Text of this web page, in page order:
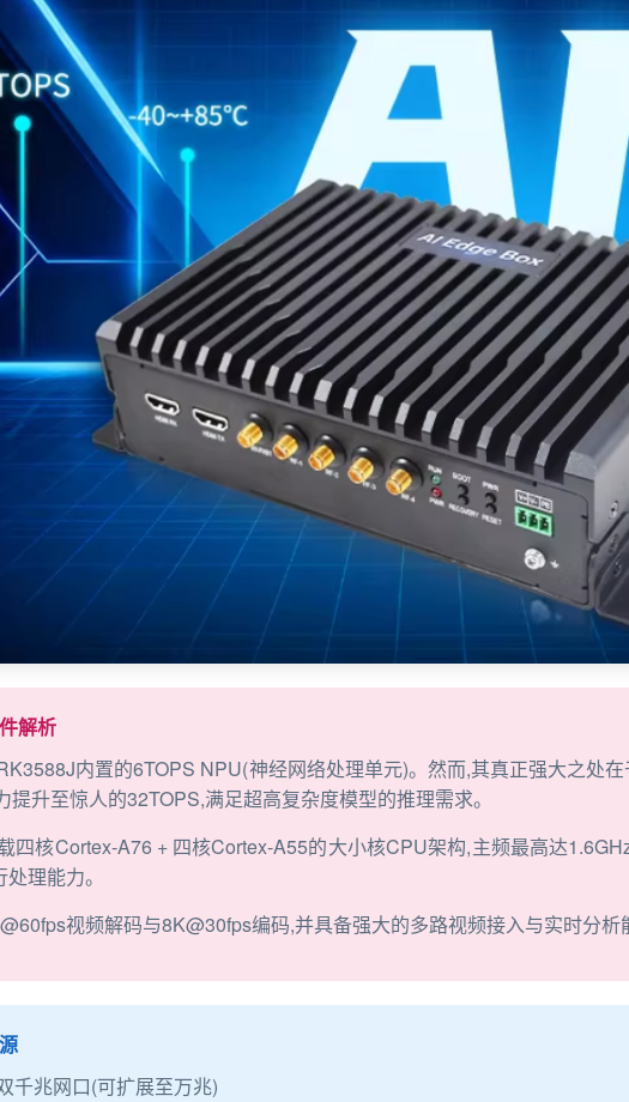
解析
内置的6TOPS NPU(神经网络处理单元)。然而,其真正强大之处
提升至惊人的32TOPS,满足超高复杂度模型的推理需求。
四核Cortex-A76 + 四核Cortex-A55的大小核CPU架构,主频最高达
理能力。
视频解码与8K@30fps编码,并具备强大的多路视频接入与实时分析
千兆网口(可扩展至万兆)